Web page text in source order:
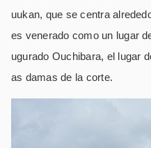
uukan, que se centra
es venerado como un lugar
ugurado Ouchibara, el lugar
as damas de la corte.